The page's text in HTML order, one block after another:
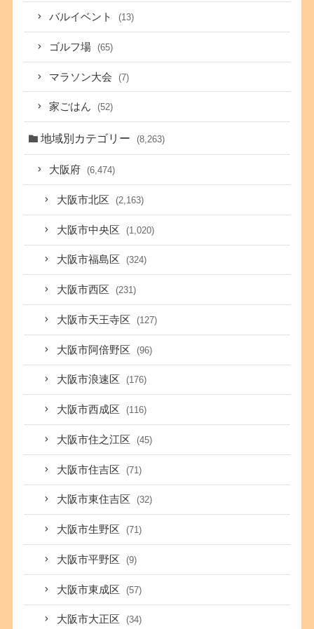
バルイベント (13)
ゴルフ場 (65)
マラソン大会 (7)
家ごはん (52)
地域別カテゴリー (8,263)
大阪府 (6,474)
大阪市北区 (2,163)
大阪市中央区 (1,020)
大阪市福島区 (324)
大阪市西区 (231)
大阪市天王寺区 (127)
大阪市阿倍野区 (96)
大阪市浪速区 (176)
大阪市西成区 (116)
大阪市住之江区 (45)
大阪市住吉区 (71)
大阪市東住吉区 (32)
大阪市生野区 (71)
大阪市平野区 (9)
大阪市東成区 (57)
大阪市大正区 (34)